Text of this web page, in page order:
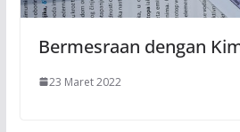
Bermesraan dengan
23 Maret 2022